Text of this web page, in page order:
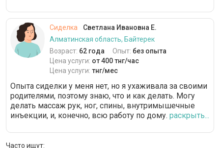
Сиделка
Светлана Ивановна Е.
Алматинская область, Байтерек
Возраст: 62 года Опыт: без опыта
Цена услуги: от 400 тнг/час
Цена услуги: тнг/мес
Опыта сиделки у меня нет, но я ухаживала за своими
родителями, поэтому знаю, что и как делать. Могу
делать массаж рук, ног, спины, внутримышечные
инъекции, и, конечно, всю работу по дому. раскрыть...
Часто ищут: